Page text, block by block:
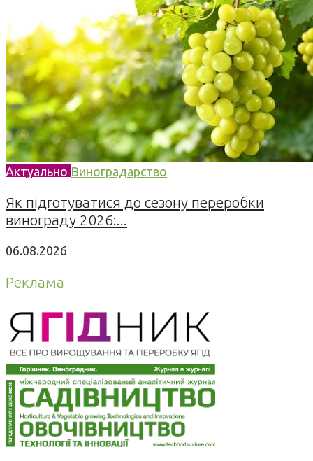
Актуально Виноградарство
Як підготуватися до сезону переробки
винограду 2026:...
06.08.2026
Реклама